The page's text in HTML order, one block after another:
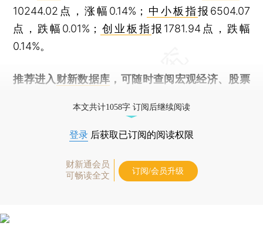
10244.02点，涨幅0.14%； 中小板指报6504.07
点，跌幅0.01%； 创业板指报1781.94点，跌幅
0.14%。
推荐进入 财新数据库 ，可随时查阅宏观经济、股票
本文共计1058字 订阅后继续阅读
登录 后获取已订阅的阅读权限
财新通会员
可畅读全文
订阅/会员升级